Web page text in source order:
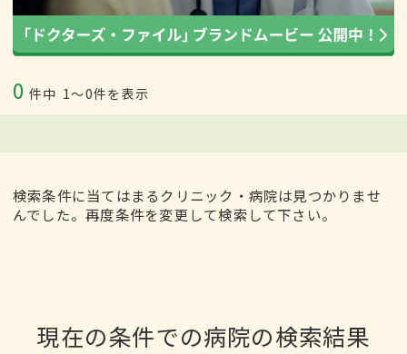
0 件中 1〜0件を表示
検索条件に当てはまるクリニック・病院は見つかりませ
んでした。再度条件を変更して検索して下さい。
現在の条件での病院の検索結果